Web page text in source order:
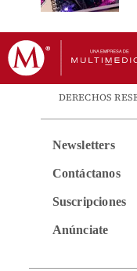
DERECHOS
Newsletters
Contáctanos
Suscripciones
Anúnciate